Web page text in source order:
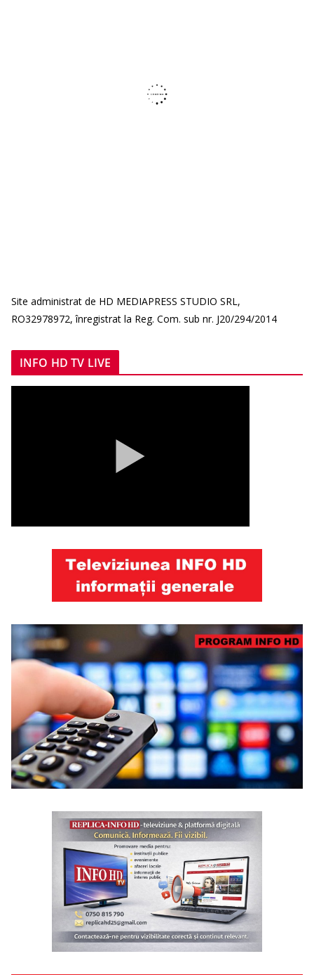
Site administrat de HD MEDIAPRESS STUDIO SRL,
RO32978972, înregistrat la Reg. Com. sub nr. J20/294/2014
INFO HD TV LIVE